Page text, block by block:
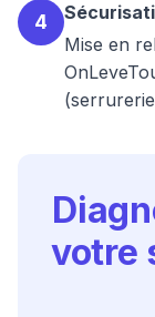
4
Mise en
votre